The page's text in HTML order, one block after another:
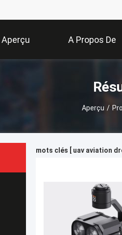
Aperçu A Propos De
Nous
Aperçu /
mots clés [ uav aviation